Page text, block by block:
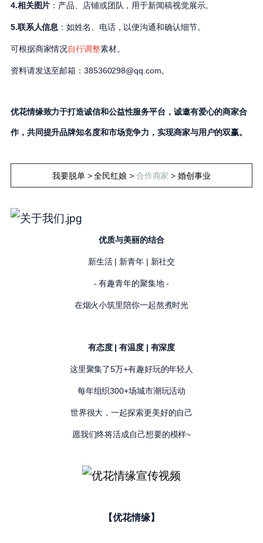
4.相关图片 ：产品、店铺或团队，用于新闻稿视觉展示。
5.联系人信息 ：如姓名、电话，以便沟通和确认细节。
可根据商家情况自行调整素材。
资料请发送至邮箱：385360298@qq.com。
优花情缘致力于打造诚信和公益性服务平台，诚邀有爱心的商家合
作，共同提升品牌知名度和市场竞争力，实现商家与用户的双赢。
我要脱单>全民红娘 > 合作商家 >婚创事业
优质与美丽的结合
新生活 | 新青年 | 新社交
- 有趣青年的聚集地 -
在烟火小筑里陪你一起熬煮时光
有态度 | 有温度 | 有深度
这里聚集了5万+有趣好玩的年轻人
每年组织300+场城市潮玩活动
世界很大，一起探索更美好的自己
愿我们终将活成自己想要的模样~
【优花情缘】